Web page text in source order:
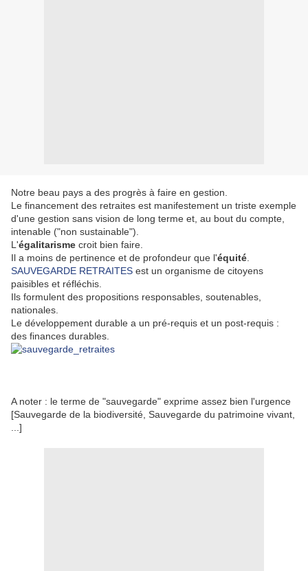
Notre beau pays a des progrès à faire en gestion.
Le financement des retraites est manifestement un triste exemple
d'une gestion sans vision de long terme et, au bout du compte,
intenable ("non sustainable").
L'égalitarisme croit bien faire.
Il a moins de pertinence et de profondeur que l'équité
SAUVEGARDE RETRAITES est un organisme de citoyens
paisibles et réfléchis.
Ils formulent des propositions responsables, soutenables,
nationales.
Le développement durable a un pré-requis et un post-requis :
des finances durables.
A noter : le terme de "sauvegarde" exprime assez bien l'urgence
[Sauvegarde de la biodiversité, Sauvegarde du patrimoine vivant,
...]